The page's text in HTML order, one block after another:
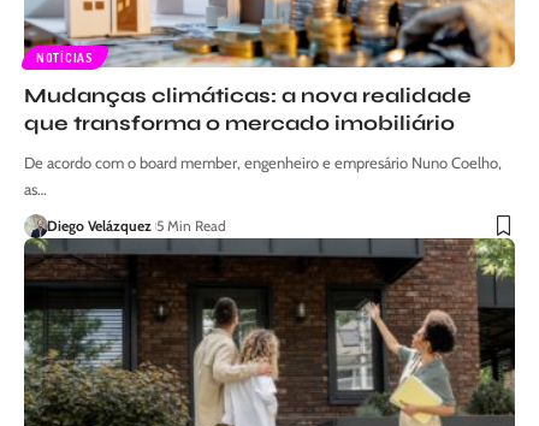
NOTÍCIAS
Mudanças climáticas: a nova realidade
que transforma o mercado imobiliário
De acordo com o board member, engenheiro e empresário Nuno Coelho,
as…
Diego Velázquez 5 Min Read